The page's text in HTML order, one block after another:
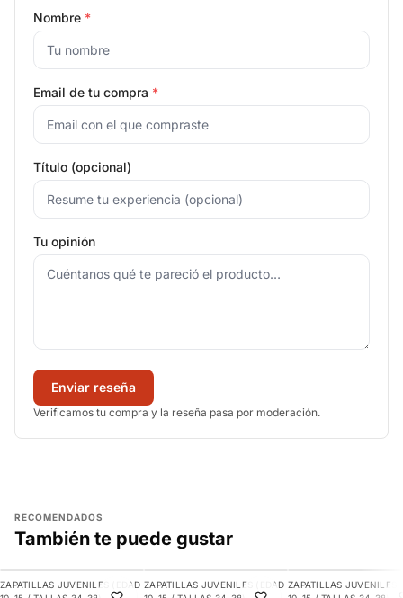
Nombre *
Email de tu compra *
Título (opcional)
Tu opinión
Enviar reseña
Verificamos tu compra y la reseña pasa por moderación.
RECOMENDADOS
También te puede gustar
-9%
AGREGAR
ZAPATILLAS JUVENILES (EDAD
-10%
AGREGAR
ZAPATILLAS JUVENILES (EDAD
-16%
ZAPATILLAS JUVENILES